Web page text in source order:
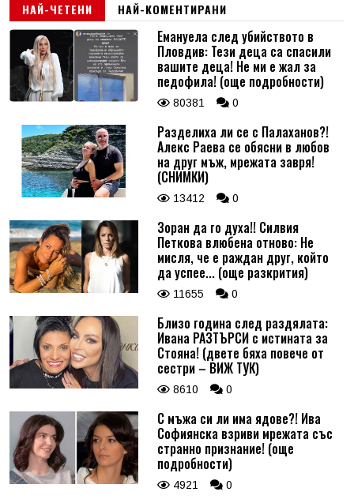
НАЙ-ЧЕТЕНИ НАЙ-КОМЕНТИРАНИ
Емануела след убийството в
Пловдив: Тези деца са спасили
вашите деца! Не ми е жал за
педофила! (още подробности)
80381 0
Разделиха ли се с Палаханов?!
Алекс Раева се обясни в любов
на друг мъж, мрежата завря!
(СНИМКИ)
13412 0
Зоран да го духа!! Силвия
Петкова влюбена отново: Не
мисля, че е раждан друг, който
да успее... (още разкрития)
11655 0
Близо година след раздялата:
Ивана РАЗТЪРСИ с истината за
Стояна! (двете бяха повече от
сестри – ВИЖ ТУК)
8610 0
С мъжа си ли има ядове?! Ива
Софиянска взриви мрежата със
странно признание! (още
подробности)
4921 0